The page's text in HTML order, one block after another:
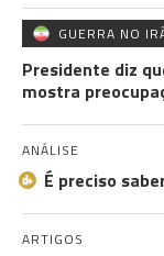
GUERRA NO
Presidente diz
mostra
ANÁLISE
É preciso
ARTIGOS